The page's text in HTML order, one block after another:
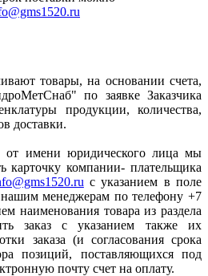
товары, на основании счета,
по заявке Заказчика
продукции, количества,
доставки.
от имени юридического лица мы
карточку компании- плательщика
с указанием в поле
менеджерам по телефону +7
наименования товара из раздела
заказ с указанием также их
заказа (и согласования срока
позиций, поставляющихся под
почту счет на оплату.